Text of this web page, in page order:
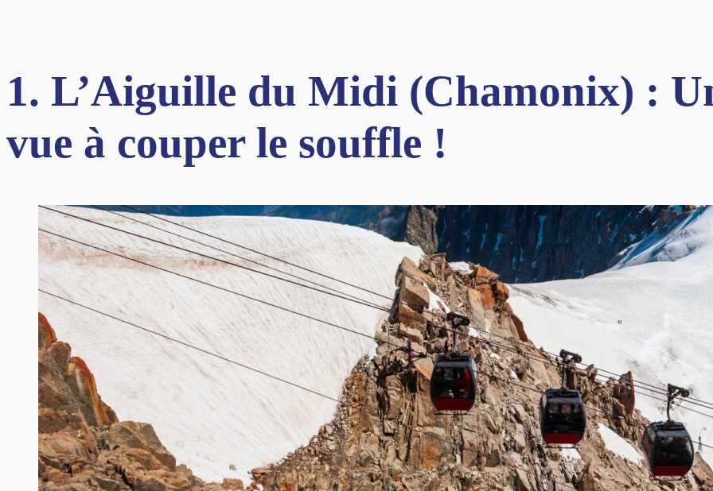
1. L’Aiguille du Midi (Chamonix) :
vue à couper le souffle !